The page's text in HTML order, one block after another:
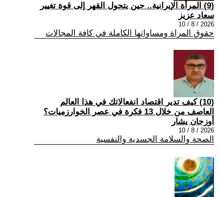
(9) المرأة الإيرانية.. حين يتحول القهر إلى قوة تغيير
سعاد عزيز
2026 / 8 / 10
حقوق المراة ومساواتها الكاملة في كافة المجالات
(10) كيف تدير اقتصاد انفعالاتك في هذا العالم
العاصف من خلال 13 فكرة في عصر الخوارزميات؟
أوزجان يشار
2026 / 8 / 10
الصحة والسلامة الجسدية والنفسية